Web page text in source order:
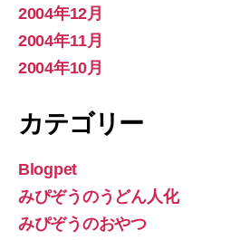
2004年12月
2004年11月
2004年10月
カテゴリー
Blogpet
みぴぞうのうどん人化
みぴぞうのおやつ